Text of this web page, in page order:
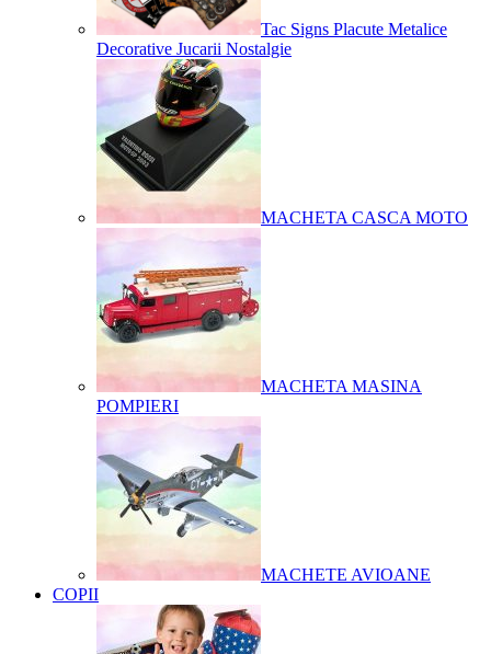
Tac Signs Placute Metalice
Decorative Jucarii Nostalgie
MACHETA CASCA MOTO
MACHETA MASINA
POMPIERI
MACHETE AVIOANE
COPII